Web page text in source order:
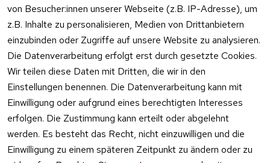
von Besucher:innen unserer Webseite (z.B. IP-Adresse), um
z.B. Inhalte zu personalisieren, Medien von Drittanbietern
einzubinden oder Zugriffe auf unsere Website zu analysieren.
Die Datenverarbeitung erfolgt erst durch gesetzte Cookies.
Wir teilen diese Daten mit Dritten, die wir in den
Einstellungen benennen. Die Datenverarbeitung kann mit
Einwilligung oder aufgrund eines berechtigten Interesses
erfolgen. Die Zustimmung kann erteilt oder abgelehnt
werden. Es besteht das Recht, nicht einzuwilligen und die
Einwilligung zu einem späteren Zeitpunkt zu ändern oder zu
Vertrag
widerrufen